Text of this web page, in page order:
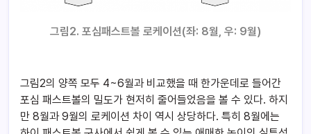
그림2. 포심패스트볼 로케이션(좌: 8월, 우: 9월)
그림2의 양쪽 모두 4~6월과 비교했을 때 한가운데로 들어간
포심 패스트볼의 밀도가 현저히 줄어들었음을 볼 수 있다. 하지
만 8월과 9월의 로케이션 차이 역시 상당하다. 특히 8월에는